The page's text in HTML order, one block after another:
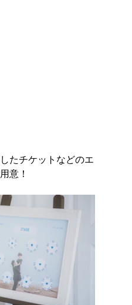
たチケットなどのエ
意！